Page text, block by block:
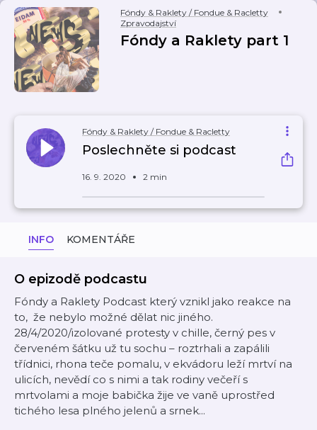
Fóndy & Raklety / Fondue & Racletty
Zpravodajství
Fóndy a Raklety part 1
Fóndy & Raklety / Fondue & Racletty
Poslechněte si podcast
16. 9. 2020 2 min
INFO KOMENTÁŘE
O epizodě podcastu
Fóndy a Raklety Podcast který vznikl jako reakce na
to, že nebylo možné dělat nic jiného.
28/4/2020/izolované protesty v chille, černý pes v
červeném šátku už tu sochu – roztrhali a zapálili
třídnici, rhona teče pomalu, v ekvádoru leží mrtví na
ulicích, nevědí co s nimi a tak rodiny večeří s
mrtvolami a moje babička žije ve vaně uprostřed
tichého lesa plného jelenů a srnek...